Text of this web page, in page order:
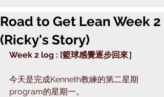
Road to Get Lean Week 2
(Ricky's Story)
Week 2 log : [籃球感覺逐步回來］
今天是完成Kenneth教練的第二星期
program的星期一。